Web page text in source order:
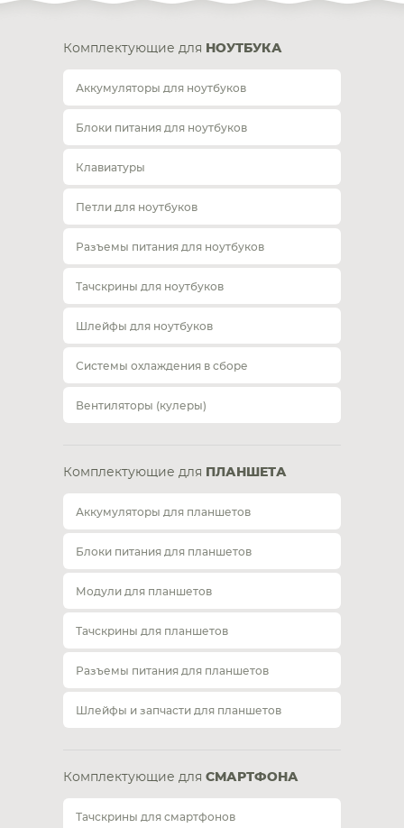
Комплектующие для НОУТБУКА
Аккумуляторы для ноутбуков
Блоки питания для ноутбуков
Клавиатуры
Петли для ноутбуков
Разъемы питания для ноутбуков
Тачскрины для ноутбуков
Шлейфы для ноутбуков
Системы охлаждения в сборе
Вентиляторы (кулеры)
Комплектующие для ПЛАНШЕТА
Аккумуляторы для планшетов
Блоки питания для планшетов
Модули для планшетов
Тачскрины для планшетов
Разъемы питания для планшетов
Шлейфы и запчасти для планшетов
Комплектующие для СМАРТФОНА
Тачскрины для смартфонов